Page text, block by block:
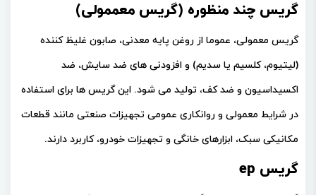
گریس چند منظوره (گریس معممولی)
گریس معمولی، عموما از روغن پایه معدنی، صابون غلیظ کننده
(لیتیوم، کلسیم یا سدیم) و افزودنی های ضد سایش، ضد
اکسیداسیون و ضد کف، تولید می شود. این گریس ها برای استفاده
در شرایط معمولی و روانکاری عمومی تجهیزات صنعتی مانند قطعات
مکانیکی سبک، ابزارهای خانگی و تجهیزات خودرو، کاربرد دارند.
گریس ep